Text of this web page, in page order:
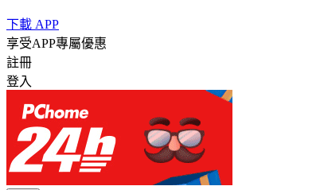
下載 APP
享受APP專屬優惠
註冊
登入